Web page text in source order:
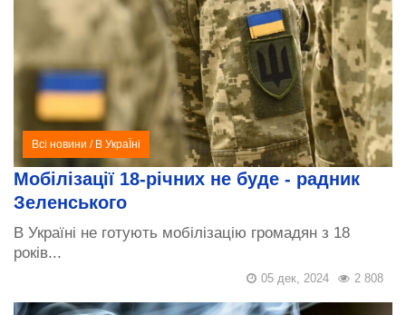
Всі новини / В УкраЇні
Мобілізації 18-річних не буде - радник
Зеленського
В Україні не готують мобілізацію громадян з 18
років...
2 808
05 дек, 2024